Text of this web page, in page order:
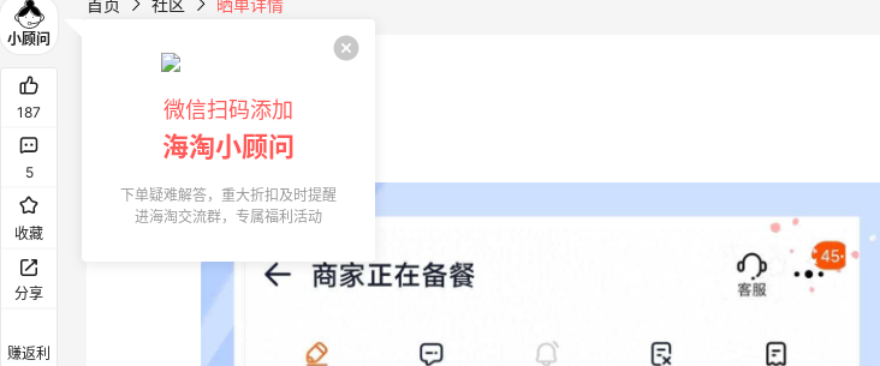
187
5
收藏
分享
赚返利
微信扫码添加
海淘小顾问
下单疑难解答，重大折扣及时提醒
进海淘交流群，专属福利活动